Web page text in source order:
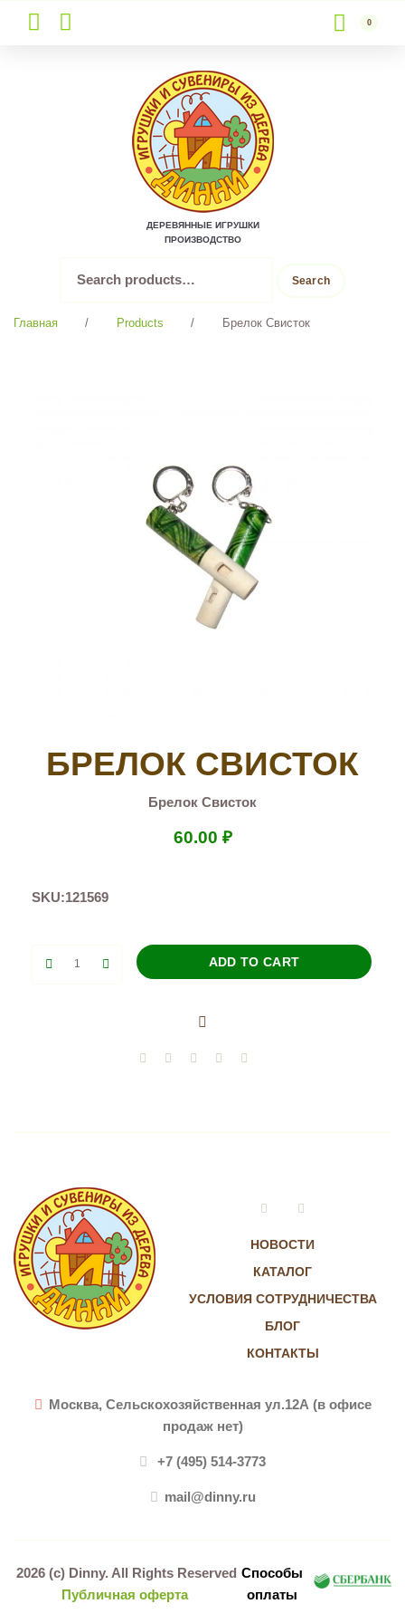
to
content
0
ДЕРЕВЯННЫЕ ИГРУШКИ
ПРОИЗВОДСТВО
for:
Search
Главная / Products / Брелок Свисток
БРЕЛОК СВИСТОК
Брелок Свисток
60.00 ₽
SKU:121569
ADD TO CART
НОВОСТИ
КАТАЛОГ
УСЛОВИЯ СОТРУДНИЧЕСТВА
БЛОГ
КОНТАКТЫ
VkontakteInstagram
Москва, Сельскохозяйственная ул.12А (в офисе
продаж нет)
+7 (495) 514-3773
mail@dinny.ru
2026 (c) Dinny. All Rights Reserved
Публичная оферта
Способы
оплаты